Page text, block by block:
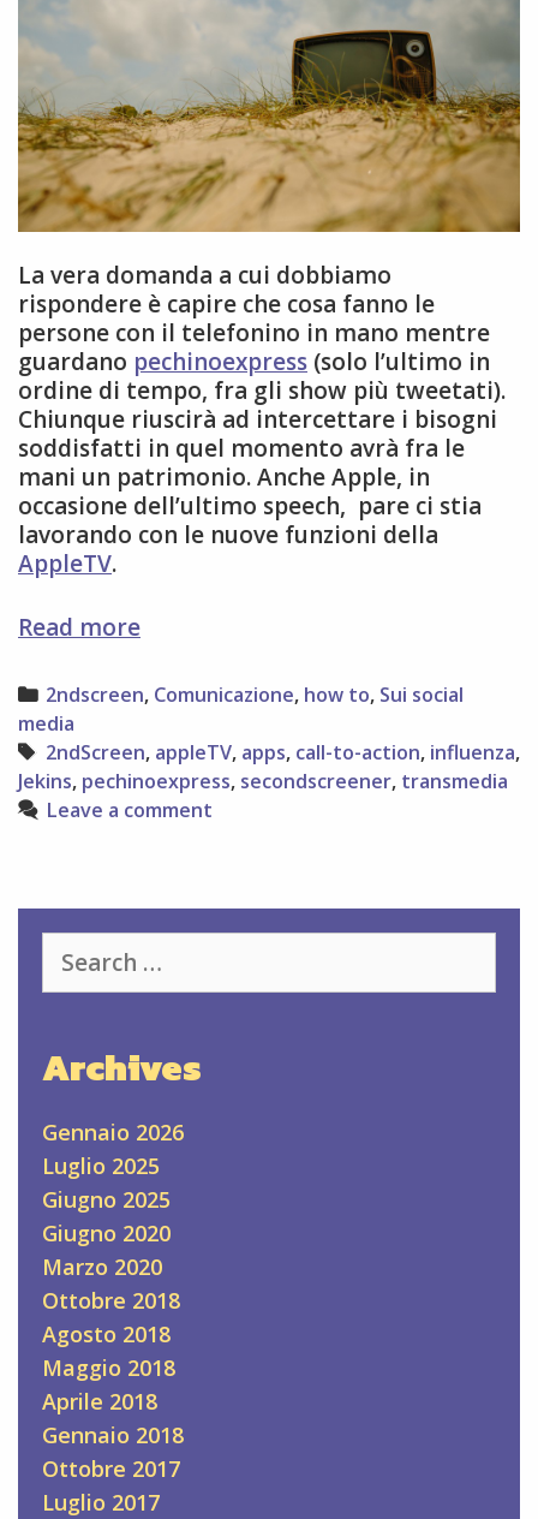
La vera domanda a cui dobbiamo
rispondere è capire che cosa fanno le
persone con il telefonino in mano mentre
guardano pechinoexpress (solo l’ultimo in
ordine di tempo, fra gli show più tweetati).
Chiunque riuscirà ad intercettare i bisogni
soddisfatti in quel momento avrà fra le
mani un patrimonio. Anche Apple, in
occasione dell’ultimo speech, pare ci stia
lavorando con le nuove funzioni della
AppleTV.
Read moresecond
e
social
media
Categories
2ndscreen, Comunicazione, how to, Sui social
media
Tags
2ndScreen, appleTV, apps, call-to-action, influenza,
Jekins, pechinoexpress, secondscreener, transmedia
Leave a comment
for:
Archives
Gennaio 2026
Luglio 2025
Giugno 2025
Giugno 2020
Marzo 2020
Ottobre 2018
Agosto 2018
Maggio 2018
Aprile 2018
Gennaio 2018
Ottobre 2017
Luglio 2017